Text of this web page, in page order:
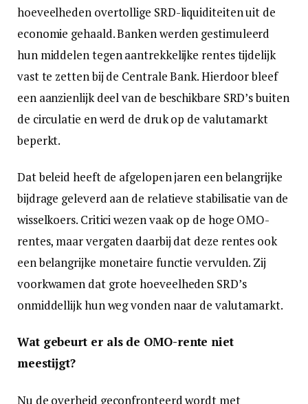
hoeveelheden overtollige SRD-liquiditeiten uit de
economie gehaald. Banken werden gestimuleerd
hun middelen tegen aantrekkelijke rentes tijdelijk
vast te zetten bij de Centrale Bank. Hierdoor bleef
een aanzienlijk deel van de beschikbare SRD’s buiten
de circulatie en werd de druk op de valutamarkt
beperkt.
Dat beleid heeft de afgelopen jaren een belangrijke
bijdrage geleverd aan de relatieve stabilisatie van de
wisselkoers. Critici wezen vaak op de hoge OMO-
rentes, maar vergaten daarbij dat deze rentes ook
een belangrijke monetaire functie vervulden. Zij
voorkwamen dat grote hoeveelheden SRD’s
onmiddellijk hun weg vonden naar de valutamarkt.
Wat gebeurt er als de OMO-rente niet
meestijgt?
Nu de overheid geconfronteerd wordt met